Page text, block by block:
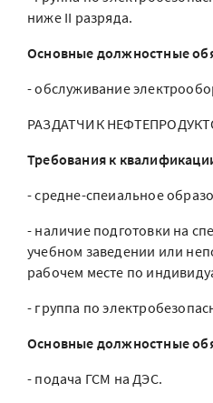
ниже II разряда.
Основные должностные
- обслуживание
РАЗДАТЧИК
Требования к
- средне-спеиальное
- наличие подготовки на
учебном заведении или
рабочем месте по
- группа по
Основные должностные
- подача ГСМ на ДЭС.